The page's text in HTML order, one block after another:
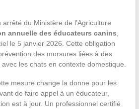
du Ministère de l’Agriculture
annuelle des éducateurs canins
le 5 janvier 2026. Cette obligation
des morsures liées à des
les chats en contexte domestique.
mesure change la donne pour les
de faire appel à un éducateur,
est à jour. Un professionnel certifié